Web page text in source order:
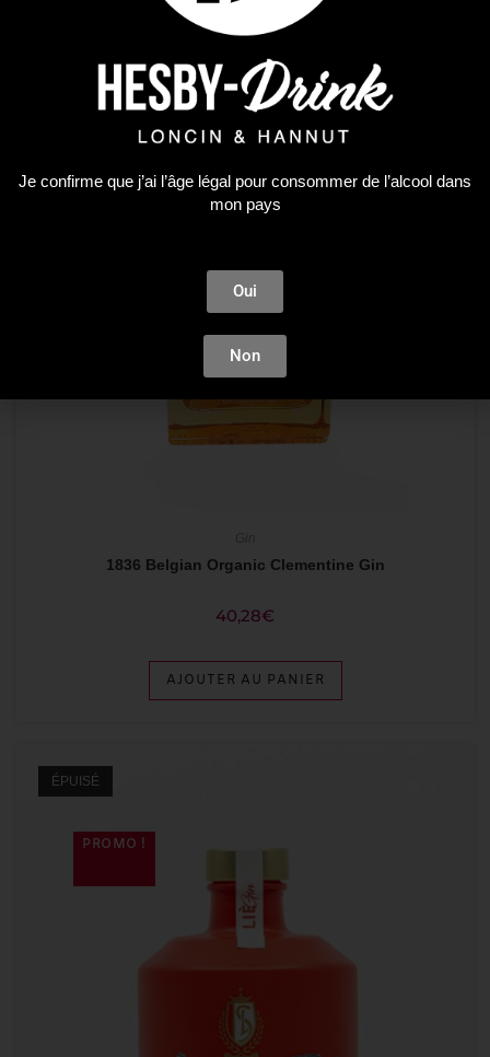
1836 Belgian Organic Clementine Gin
40,28€
AJOUTER AU PANIER
ÉPUISÉ
PROMO !
Je confirme que j’ai l’âge légal pour consommer de l’alcool dans
mon pays
Oui
Non